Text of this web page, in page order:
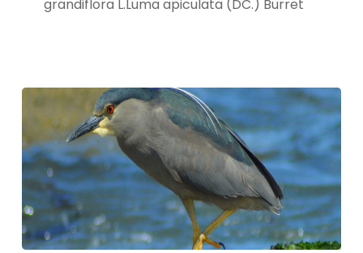
grandiflora L.Luma apiculata (DC.) Burret